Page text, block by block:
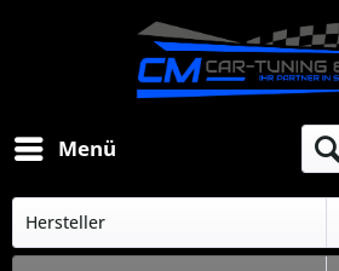
Menü